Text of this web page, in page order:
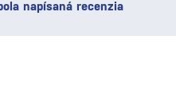
napísaná recenzia